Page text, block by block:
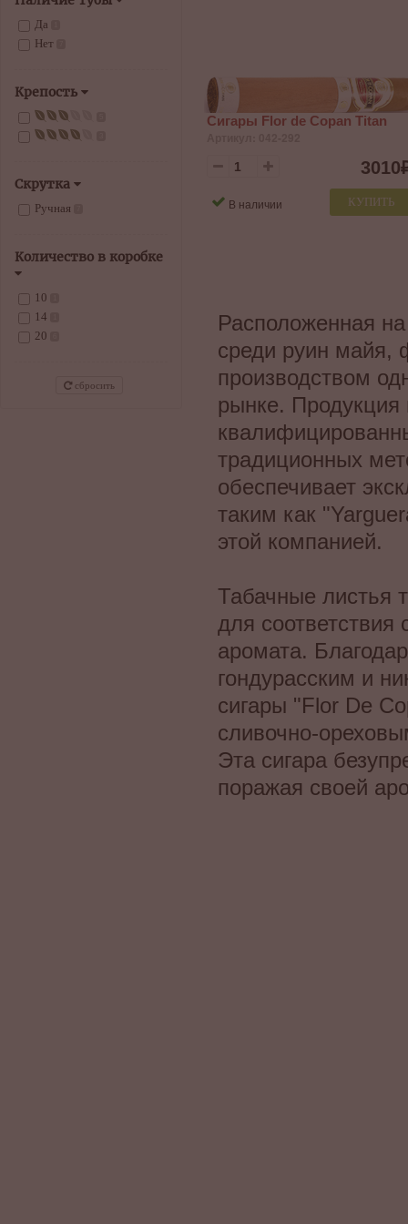
Да
Нет
Крепость
Скрутка
Ручная
Количество в коробке
10
14
20
сбросить
Сигары Flor de Copan Titan
3010
КУПИТЬ
В наличии
Расположенная
среди руин майя,
производством
рынке. Продукция
традиционных
обеспечивает
таким как
этой компанией.
Табачные листья
для
аромата.
гондурасским и
сигары "Flor De
сливочно-
Эта сигара
поражая своей